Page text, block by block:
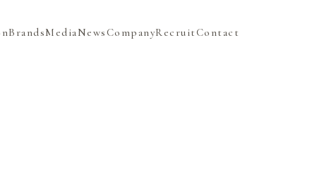
BrandsMediaNewsCompanyRecruitContact